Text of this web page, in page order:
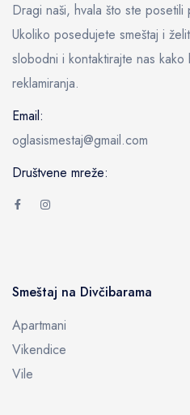
Dragi naši, hvala što ste posetili
Ukoliko posedujete smeštaj i
slobodni i kontaktirajte nas kako
reklamiranja.
Email:
oglasismestaj@gmail.com
Društvene mreže:
Smeštaj na Divčibarama
Apartmani
Vikendice
Vile